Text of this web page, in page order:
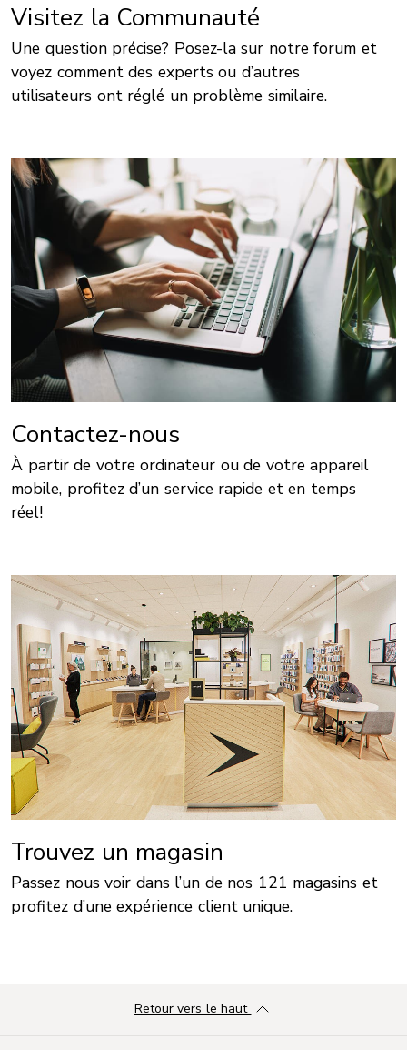
Visitez la Communauté
Une question précise? Posez-la sur notre forum et
voyez comment des experts ou d’autres
utilisateurs ont réglé un problème similaire.
Contactez-nous
À partir de votre ordinateur ou de votre appareil
mobile, profitez d’un service rapide et en temps
réel!
Trouvez un magasin
Passez nous voir dans l’un de nos 121 magasins et
profitez d’une expérience client unique.
Retour vers le haut